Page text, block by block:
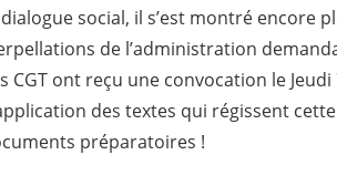
social, il s’est montré encore
de l’administration
ont reçu une convocation le Jeudi
des textes qui régissent
préparatoires !